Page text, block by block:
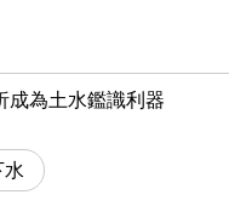
成為土水鑑識利器
水